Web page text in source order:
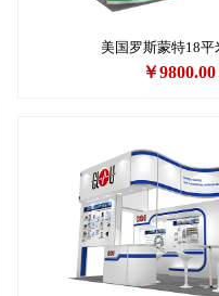
美国罗斯蒙特18平
￥9800.00